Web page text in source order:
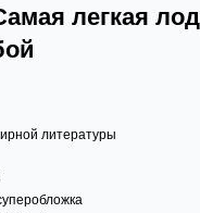
легкая
литературы